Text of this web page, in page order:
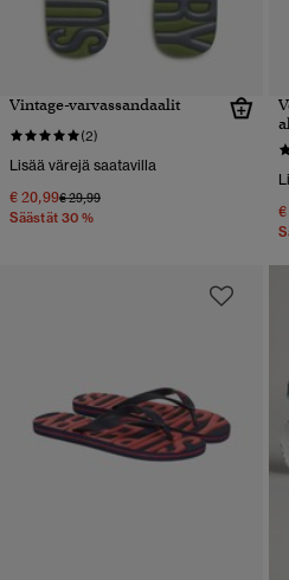
Vintage-varvassandaalit
(2)
Lisää värejä saatavilla
€ 20,99Hinta alennettu hinnasta
€ 29,99hintaan
Säästät 30 %